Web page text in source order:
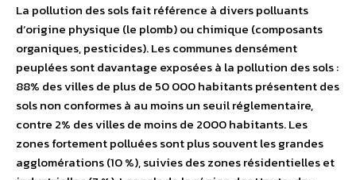
La pollution des sols fait référence à divers polluants
d’origine physique (le plomb) ou chimique (composants
organiques, pesticides). Les communes densément
peuplées sont davantage exposées à la pollution des sols :
88% des villes de plus de 50 000 habitants présentent des
sols non conformes à au moins un seuil réglementaire,
contre 2% des villes de moins de 2000 habitants. Les
zones fortement polluées sont plus souvent les grandes
agglomérations (10 %), suivies des zones résidentielles et